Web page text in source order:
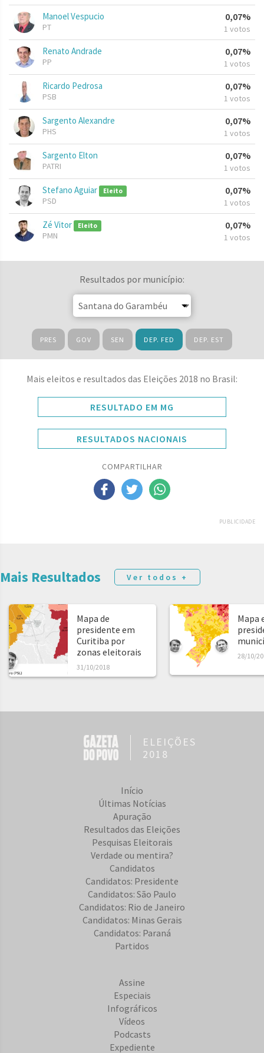
Manoel Vespucio
PT
0,07%
1 votos
Renato Andrade
PP
0,07%
1 votos
Ricardo Pedrosa
PSB
0,07%
1 votos
Sargento Alexandre
PHS
0,07%
1 votos
Sargento Elton
PATRI
0,07%
1 votos
Stefano Aguiar Eleito
PSD
0,07%
1 votos
Zé Vitor Eleito
PMN
0,07%
1 votos
Resultados por município:
PRES GOV SEN DEP. FED DEP. EST
Mais eleitos e resultados das Eleições 2018 no Brasil:
RESULTADO EM MG
RESULTADOS NACIONAIS
COMPARTILHAR
PUBLICIDADE
Mais Resultados Ver todos +
Mapa de
presidente em
Curitiba por
zonas eleitorais
31/10/2018
Mapa
28/10/
ELEIÇÕES
2018
Início
Últimas Notícias
Apuração
Resultados das Eleições
Pesquisas Eleitorais
Verdade ou mentira?
Candidatos
Candidatos: Presidente
Candidatos: São Paulo
Candidatos: Rio de Janeiro
Candidatos: Minas Gerais
Candidatos: Paraná
Partidos
Assine
Especiais
Infográficos
Vídeos
Podcasts
Expediente